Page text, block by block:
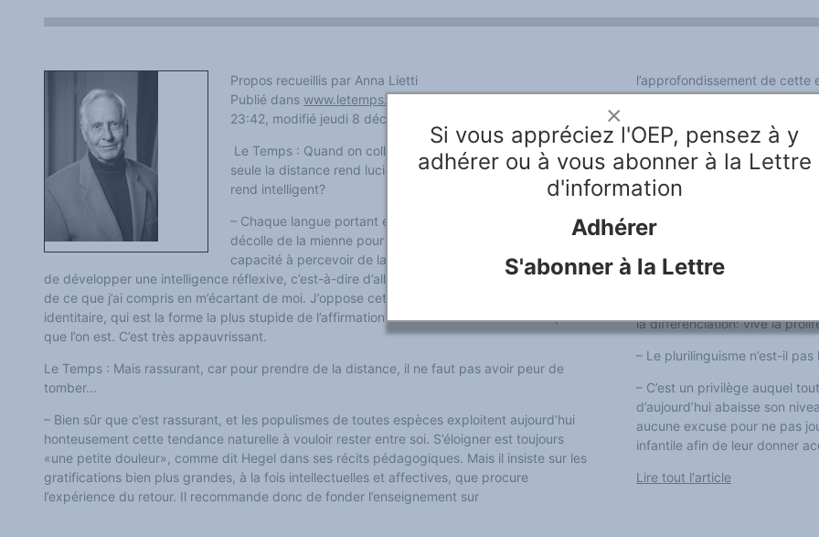
L'annuaire des chercheurs et équipes de recherche sur le plurilinguisme
PÔLE RECHERCHE
Colloques et séminaires
Appels à communication ou projet
Classement thématique
Annuaire des chercheurs sur le plurilinguisme
Instituts et centres de recherche
L'OEP et le plurilinguisme sur CAIRN
LES FONDAMENTAUX
Les acteurs du plurilinguisme
Langues et géopolitique - L'avenir des langues
Multilinguismes et plurilinguismes
Politiques et droits linguistiques
Langues et histoire
Langues, sciences et philosophie
Science ouverte
Langues et pouvoirs
Terminologie
DOSSIERS THÉMATIQUES
Education et recherche
Economique et social
International
Accès au dictionnaire des anglicismes
Accéder à la plateforme pour la traduction (en construction)
Accès à la banque de données Relations internationales
Accéder au site de l'OPA (Observatoire du plurilinguisme en Afrique)
ACTUALITÉS/EVENEMENTS
Propos recueillis par Anna Lietti
Publié dans www.letemps.chlundi 24 septembre 2012 à
23:42, modifié jeudi 8 décembre 2016 à 23:42.
Le Temps : Quand on colle aux choses, on ne voit rien,
seule la distance rend lucide, écrivez-vous: être bilingue, ça
rend intelligent?
– Chaque langue portant en elle un reflet du réel, quand je
décolle de la mienne pour aller vers une autre, j’enrichis ma
capacité à percevoir de la réalité. Je me donne une chance
de développer une intelligence réflexive, c’est-à-dire d’aller voir ailleurs et de revenir enrichi
de ce que j’ai compris en m’écartant de moi. J’oppose cette attitude au syndrome
identitaire, qui est la forme la plus stupide de l’affirmation de soi: on est fier de n’être que ce
que l’on est. C’est très appauvrissant.
Le Temps : Mais rassurant, car pour prendre de la distance, il ne faut pas avoir peur de
tomber...
– Bien sûr que c’est rassurant, et les populismes de toutes espèces exploitent aujourd’hui
honteusement cette tendance naturelle à vouloir rester entre soi. S’éloigner est toujours
«une petite douleur», comme dit Hegel dans ses récits pédagogiques. Mais il insiste sur les
gratifications bien plus grandes, à la fois intellectuelles et affectives, que procure
l’expérience du retour. Il recommande donc de fonder l’enseignement sur
l’approfondissement de
les langues mortes, jouent un
Le Temps: Mais pourquoi une
– C’est comme si les gens ne
On vit dans un monde très
l’ailleurs passe
service, dénuée de toute
rapport au réel. L’anglais
– Vous êtes contre toute idée
– Oui. La nostalgie d’un
la différenciation: vive la
– Le plurilinguisme n’est-il pas
– C’est un privilège auquel
d’aujourd’hui abaisse son
aucune excuse pour ne pas
infantile afin de leur donner
Lire tout l'article
×
Si vous appréciez l'OEP, pensez à y
adhérer ou à vous abonner à la Lettre
d'information
Adhérer
S'abonner à la Lettre